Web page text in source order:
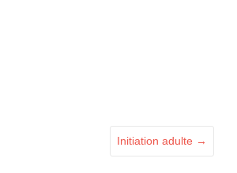
Initiation adulte →